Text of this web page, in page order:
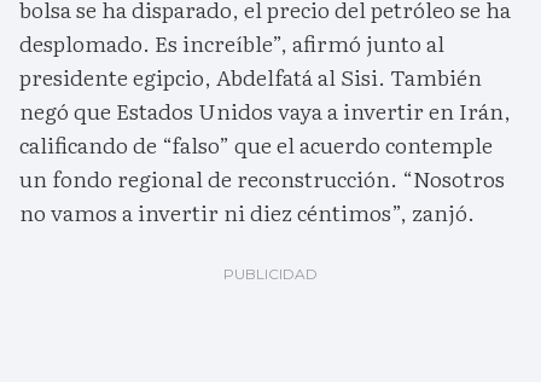
bolsa se ha disparado, el precio del petróleo se ha
desplomado. Es increíble”, afirmó junto al
presidente egipcio, Abdelfatá al Sisi. También
negó que Estados Unidos vaya a invertir en Irán,
calificando de “falso” que el acuerdo contemple
un fondo regional de reconstrucción. “Nosotros
no vamos a invertir ni diez céntimos”, zanjó.